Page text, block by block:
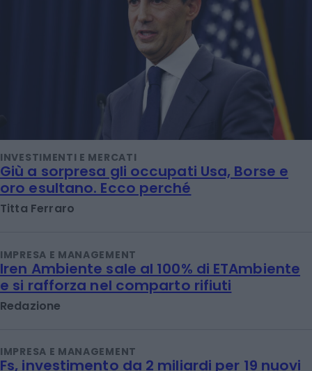
INVESTIMENTI E MERCATI
Giù a sorpresa gli occupati Usa, Borse e
oro esultano. Ecco perché
Titta Ferraro
IMPRESA E MANAGEMENT
Iren Ambiente sale al 100% di ETAmbiente
e si rafforza nel comparto rifiuti
Redazione
IMPRESA E MANAGEMENT
Fs, investimento da 2 miliardi per 19 nuovi